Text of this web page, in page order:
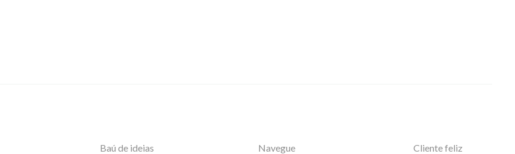
Baú de ideias Navegue Cliente feliz